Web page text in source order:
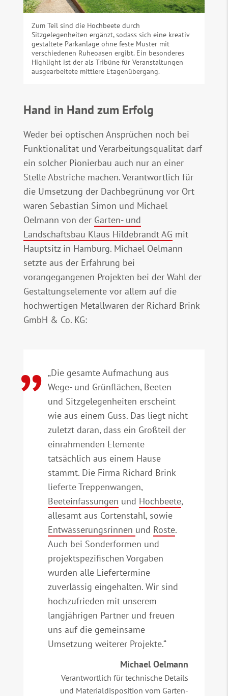
Zum Teil sind die Hochbeete durch
Sitzgelegenheiten ergänzt, sodass sich eine kreativ
gestaltete Parkanlage ohne feste Muster mit
verschiedenen Ruheoasen ergibt. Ein besonderes
Highlight ist der als Tribüne für Veranstaltungen
ausgearbeitete mittlere Etagenübergang.
Hand in Hand zum Erfolg
Weder bei optischen Ansprüchen noch bei
Funktionalität und Verarbeitungsqualität darf
ein solcher Pionierbau auch nur an einer
Stelle Abstriche machen. Verantwortlich für
die Umsetzung der Dachbegrünung vor Ort
waren Sebastian Simon und Michael
Oelmann von der Garten- und
Landschaftsbau Klaus Hildebrandt AG mit
Hauptsitz in Hamburg. Michael Oelmann
setzte aus der Erfahrung bei
vorangegangenen Projekten bei der Wahl der
Gestaltungselemente vor allem auf die
hochwertigen Metallwaren der Richard Brink
GmbH & Co. KG:
„Die gesamte Aufmachung aus
Wege- und Grünflächen, Beeten
und Sitzgelegenheiten erscheint
wie aus einem Guss. Das liegt nicht
zuletzt daran, dass ein Großteil der
einrahmenden Elemente
tatsächlich aus einem Hause
stammt. Die Firma Richard Brink
lieferte Treppenwangen,
Beeteinfassungen und Hochbeete,
allesamt aus Cortenstahl, sowie
Entwässerungsrinnen und Roste.
Auch bei Sonderformen und
projektspezifischen Vorgaben
wurden alle Liefertermine
zuverlässig eingehalten. Wir sind
hochzufrieden mit unserem
langjährigen Partner und freuen
uns auf die gemeinsame
Umsetzung weiterer Projekte.“
Michael Oelmann
Verantwortlich für technische Details
und Materialdisposition vom Garten-